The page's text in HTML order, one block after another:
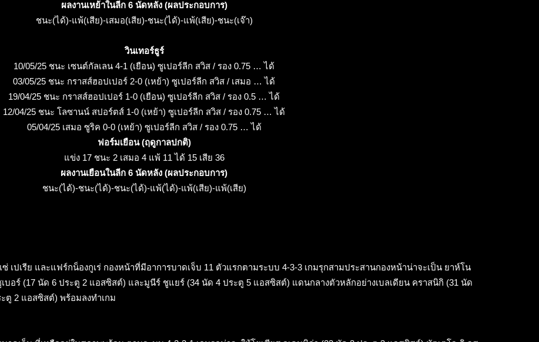
ผลงานเหย้าในลีก 6 นัดหลัง (ผลประกอบการ)
ชนะ(ได้)-แพ้(เสีย)-เสมอ(เสีย)-ชนะ(ได้)-แพ้(เสีย)-ชนะ(เจ๊า)
วินเทอร์ธูร์
10/05/25 ชนะ เซนต์กัลเลน 4-1 (เยือน) ซูเปอร์ลีก สวิส / รอง 0.75 … ได้
03/05/25 ชนะ กราสส์ฮอปเปอร์ 2-0 (เหย้า) ซูเปอร์ลีก สวิส / เสมอ … ได้
19/04/25 ชนะ กราสส์ฮอปเปอร์ 1-0 (เยือน) ซูเปอร์ลีก สวิส / รอง 0.5 … ได้
12/04/25 ชนะ โลซานน์ สปอร์ตส์ 1-0 (เหย้า) ซูเปอร์ลีก สวิส / รอง 0.75 … ได้
05/04/25 เสมอ ซูริค 0-0 (เหย้า) ซูเปอร์ลีก สวิส / รอง 0.75 … ได้
ฟอร์มเยือน (ฤดูกาลปกติ)
แข่ง 17 ชนะ 2 เสมอ 4 แพ้ 11 ได้ 15 เสีย 36
ผลงานเยือนในลีก 6 นัดหลัง (ผลประกอบการ)
ชนะ(ได้)-ชนะ(ได้)-ชนะ(ได้)-แพ้(ได้)-แพ้(เสีย)-แพ้(เสีย)
เปเรีย และแฟร์กน็องกูเร่ กองหน้าที่มีอาการบาดเจ็บ 11 ตัวแรกตามระบบ 4-3-3 เกมรุกสามประสานกองหน้าน่าจะเป็น ยาห์โน
บอร์ (17 นัด 6 ประตู 2 แอสซิสต์) และมูนีร์ ชูแยร์ (34 นัด 4 ประตู 5 แอสซิสต์) แดนกลางตัวหลักอย่างเบลเดียน คราสนิกิ (31 นัด
ตู 2 แอสซิสต์) พร้อมลงทำเกม